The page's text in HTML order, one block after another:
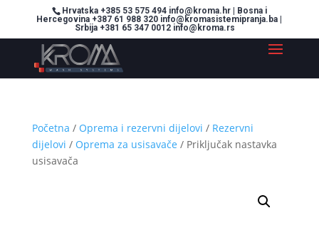
Hrvatska +385 53 575 494 info@kroma.hr | Bosna i
Hercegovina +387 61 988 320 info@kromasistemipranja.ba |
Srbija +381 65 347 0012 info@kroma.rs
Početna / Oprema i rezervni dijelovi / Rezervni
dijelovi / Oprema za usisavače / Priključak nastavka
usisavača